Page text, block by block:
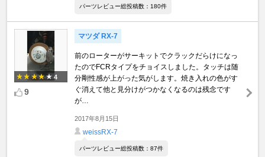
パーツレビュー総投稿数：180件
4
9
マツダ RX-7
前のローターがサーキットでクラックだらけになっ
たのでFCRタイプをチョイスしました。タッチは随
分剛性感が上がった気がします。焼き入れの色がす
ぐ消えて他と見分けがつかなくなるのは残念です
が…
2017年8月15日
weissRX-7
パーツレビュー総投稿数：87件